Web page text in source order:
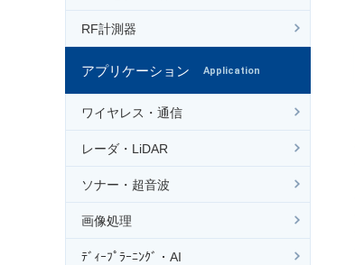
RF計測器
アプリケーション Application
ワイヤレス・通信
レーダ・LiDAR
ソナー・超音波
画像処理
ﾃﾞｨｰﾌﾟﾗｰﾆﾝｸﾞ・AI